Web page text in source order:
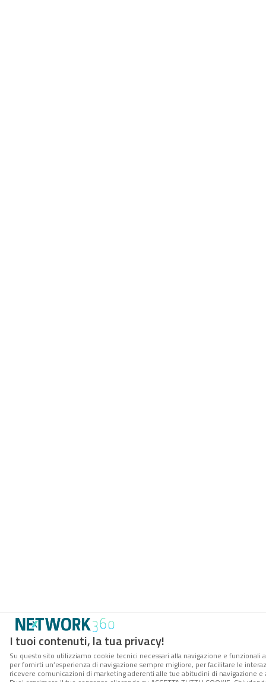
I tuoi contenuti, la tua privacy!
Su questo sito utilizziamo cookie tecnici necessari alla navigazione e funzionali
per fornirti un’esperienza di navigazione sempre migliore, per facilitare le
ricevere comunicazioni di marketing aderenti alle tue abitudini di navigazione e